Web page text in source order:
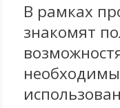
В рамках
знакомят